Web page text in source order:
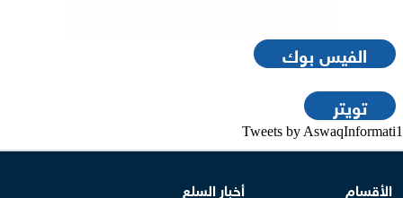
الفيس بوك
تويتر
Tweets by AswaqInformati1
الأقسام
أخبار السلع